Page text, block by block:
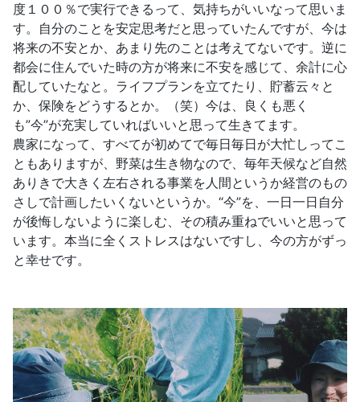
度１００％で実行できるって、気持ちがいいなって思いま
す。自分のことを安定思考だと思っていたんですが、今は
将来の不安とか、あまり先のことは考えてないです。逆に
都会に住んでいた時の方が将来に不安を感じて、余計に心
配していたなと。ライフプランを立てたり、貯蓄云々と
か、保険をどうするとか。（笑）今は、良くも悪く
も”今”が充実していればいいと思って生きてます。
農家になって、すべてが初めてで毎日毎日が大忙しってこ
ともありますが、野菜は生き物なので、毎年天候など自然
ありきで大きく左右される事業を人間というか経営のもの
さしで計画したいくないというか。“今”を、一日一日自分
が後悔しないように楽しむ、その積み重ねでいいと思って
います。本当に全くストレスはないですし、今の方がずっ
と幸せです。